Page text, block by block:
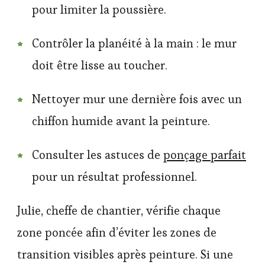
pour limiter la poussière.
Contrôler la planéité à la main : le mur
doit être lisse au toucher.
Nettoyer mur une dernière fois avec un
chiffon humide avant la peinture.
Consulter les astuces de ponçage parfait
pour un résultat professionnel.
Julie, cheffe de chantier, vérifie chaque
zone poncée afin d’éviter les zones de
transition visibles après peinture. Si une